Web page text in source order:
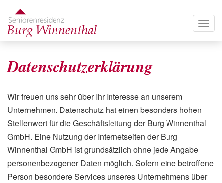
zum
Inhalt
Datenschutzerklärung
Wir freuen uns sehr über Ihr Interesse an unserem
Unternehmen. Datenschutz hat einen besonders hohen
Stellenwert für die Geschäftsleitung der Burg Winnenthal
GmbH. Eine Nutzung der Internetseiten der Burg
Winnenthal GmbH ist grundsätzlich ohne jede Angabe
personenbezogener Daten möglich. Sofern eine betroffene
Person besondere Services unseres Unternehmens über